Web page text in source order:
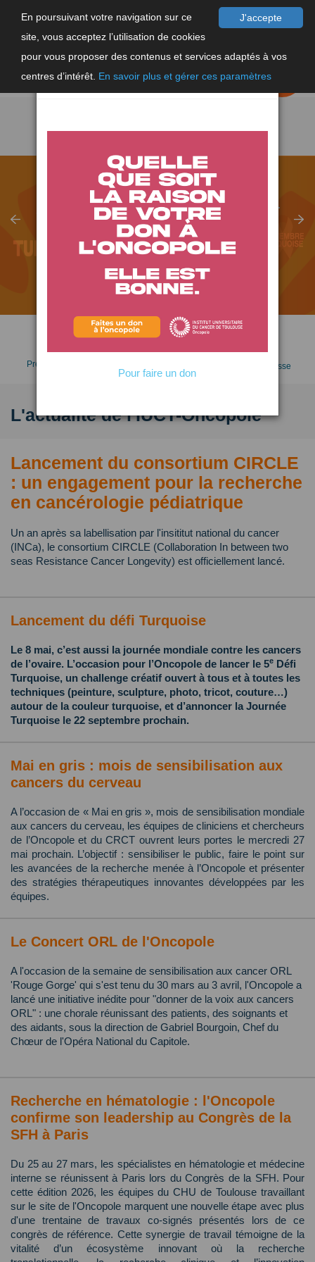
J'accepte
En poursuivant votre navigation sur ce
site, vous acceptez l’utilisation de cookies
pour vous proposer des contenus et services adaptés à vos
centres d’intérêt. En savoir plus et gérer ces paramètres
FAIRE UN
DON
×
Pour faire un don
SEPTEMBRE TURQUOISE, LANCEMENT
DU DÉFI TURQUOISE
EN SAVOIR PLUS
Prendre RDV Espace presse
L'actualité de l'IUCT-Oncopole
Lancement du consortium CIRCLE
: un engagement pour la recherche
en cancérologie pédiatrique
Un an après sa labellisation par l'insititut national du cancer
(INCa), le consortium CIRCLE (Collaboration In between two
seas Resistance Cancer Longevity) est officiellement lancé.
Lancement du défi Turquoise
Le 8 mai, c’est aussi la journée mondiale contre les cancers
de l’ovaire. L’occasion pour l’Oncopole de lancer le 5e Défi
Turquoise, un challenge créatif ouvert à tous et à toutes les
techniques (peinture, sculpture, photo, tricot, couture…)
autour de la couleur turquoise, et d’annoncer la Journée
Turquoise le 22 septembre prochain.
Mai en gris : mois de sensibilisation aux
cancers du cerveau
A l’occasion de « Mai en gris », mois de sensibilisation mondiale
aux cancers du cerveau, les équipes de cliniciens et chercheurs
de l’Oncopole et du CRCT ouvrent leurs portes le mercredi 27
mai prochain. L’objectif : sensibiliser le public, faire le point sur
les avancées de la recherche menée à l’Oncopole et présenter
des stratégies thérapeutiques innovantes développées par les
équipes.
Le Concert ORL de l'Oncopole
A l'occasion de la semaine de sensibilisation aux cancer ORL
'Rouge Gorge' qui s'est tenu du 30 mars au 3 avril, l'Oncopole a
lancé une initiative inédite pour "donner de la voix aux cancers
ORL" : une chorale réunissant des patients, des soignants et
des aidants, sous la direction de Gabriel Bourgoin, Chef du
Chœur de l'Opéra National du Capitole.
Recherche en hématologie : l'Oncopole
confirme son leadership au Congrès de la
SFH à Paris
Du 25 au 27 mars, les spécialistes en hématologie et médecine
interne se réunissent à Paris lors du Congrès de la SFH. Pour
cette édition 2026, les équipes du CHU de Toulouse travaillant
sur le site de l'Oncopole marquent une nouvelle étape avec plus
d'une trentaine de travaux co-signés présentés lors de ce
congrès de référence. Cette synergie de travail témoigne de la
vitalité d’un écosystème innovant où la recherche